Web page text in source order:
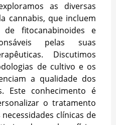
as diversas
cannabis, que incluem
de fitocanabinoides e
pelas suas
Discutimos
de cultivo e os
a qualidade dos
Este conhecimento é
o tratamento
clínicas de